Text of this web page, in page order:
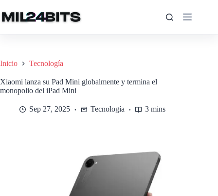
al
contenido
Inicio Tecnología
Xiaomi lanza su Pad Mini globalmente y termina el
monopolio del iPad Mini
Sep 27, 2025 Tecnología 3 mins